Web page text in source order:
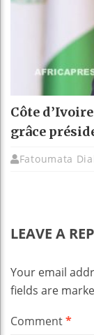
Côte
grâce
Fatoumata
LEAVE A
Your email
fields are
Comment*